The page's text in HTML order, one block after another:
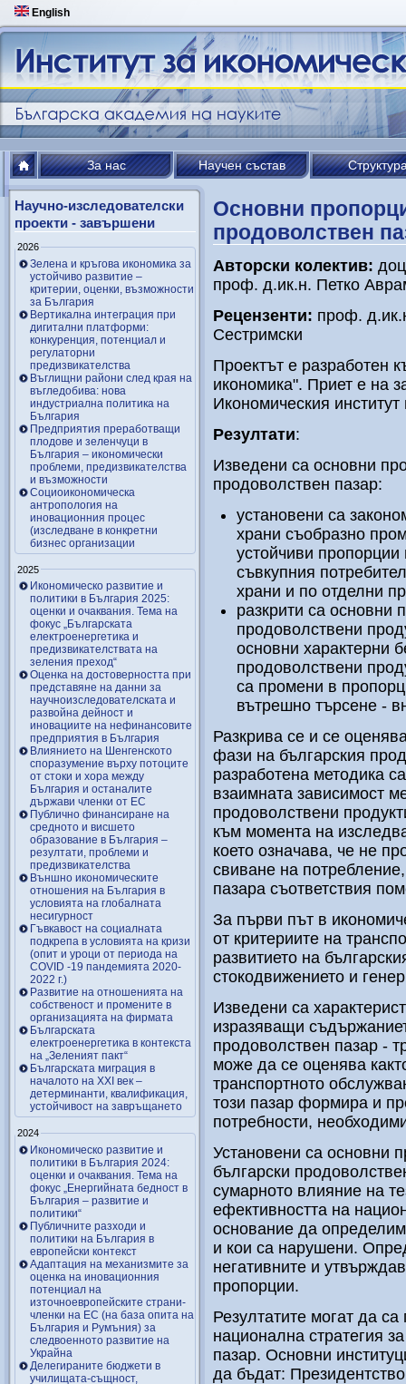
English
За нас Научен състав
Научно-изследователски
проекти - завършени
2026
Зелена и кръгова икономика за
устойчиво развитие –
критерии, оценки, възможности
за България
Вертикална интеграция при
дигитални платформи:
конкуренция, потенциал и
регулаторни
предизвикателства
Въглищни райони след края на
въгледобива: нова
индустриална политика на
България
Предприятия преработващи
плодове и зеленчуци в
България – икономически
проблеми, предизвикателства
и възможности
Социоикономическа
антропология на
иновационния процес
(изследване в конкретни
бизнес организации
2025
Икономическо развитие и
политики в България 2025:
оценки и очаквания. Тема на
фокус „Българската
електроенергетика и
предизвикателствата на
зеления преход“
Оценка на достоверността при
представяне на данни за
научноизследователската и
развойна дейност и
иновациите на нефинансовите
предприятия в България
Влиянието на Шенгенското
споразумение върху потоците
от стоки и хора между
България и останалите
държави членки от ЕС
Публично финансиране на
средното и висшето
образование в България –
резултати, проблеми и
предизвикателства
Външно икономическите
отношения на България в
условията на глобалната
несигурност
Гъвкавост на социалната
подкрепа в условията на кризи
(опит и уроци от периода на
COVID -19 пандемията 2020-
2022 г.)
Развитие на отношенията на
собственост и промените в
организацията на фирмата
Българската
електроенергетика в контекста
на „Зеленият пакт“
Българската миграция в
началото на ХХІ век –
детерминанти, квалификация,
устойчивост на завръщането
2024
Икономическо развитие и
политики в България 2024:
оценки и очаквания. Тема на
фокус „Енергийната бедност в
България – развитие и
политики“
Публичните разходи и
политики на България в
европейски контекст
Адаптация на механизмите за
оценка на иновационния
потенциал на
източноевропейските страни-
членки на ЕС (на база опита на
България и Румъния) за
следвоенното развитие на
Украйна
Делегираните бюджети в
училищата-същност,
Основни
продоволствен
Авторски колектив:
проф. д.ик.н. Петко
Рецензенти: проф.
Сестримски
Проектът е разработен
икономика". Приет е на
Икономическия
Резултати:
Изведени са основни
продоволствен пазар:
установени са
храни съобразно
устойчиви
съвкупния
храни и по отделни
разкрити са основни
продоволствени
основни характерни
продоволствени
са промени в
вътрешно търсене -
Разкрива се и се
фази на българския
разработена методика
взаимната зависимост
продоволствени
към момента на
което означава, че не
свиване на
пазара съответствия
За първи път в
от критериите на
развитието на
стокодвижението и
Изведени са
изразяващи
продоволствен пазар -
може да се оценява
транспортното
този пазар формира и
потребности,
Установени са основни
български
сумарното влияние на
ефективността на
основание да
и кои са нарушени.
негативните и
пропорции.
Резултатите могат да
национална стратегия
пазар. Основни
да бъдат: